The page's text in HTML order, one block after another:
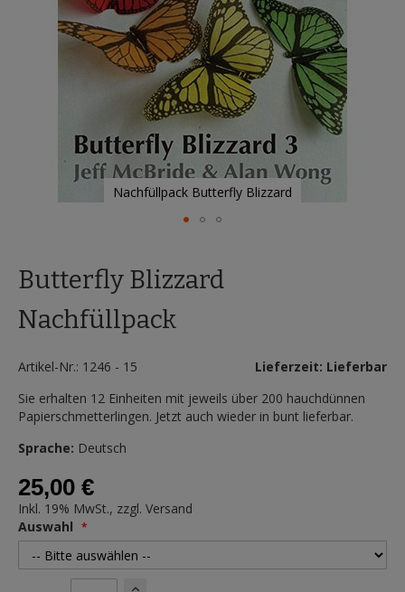
Nachfüllpack Butterfly Blizzard
der
springen
Butterfly Blizzard
Nachfüllpack
Artikel-Nr.: 1246 - 15
Lieferzeit: Lieferbar
Sie erhalten 12 Einheiten mit jeweils über 200 hauchdünnen
Papierschmetterlingen. Jetzt auch wieder in bunt lieferbar.
Sprache: Deutsch
25,00 €
Inkl. 19% MwSt., zzgl. Versand
Auswahl